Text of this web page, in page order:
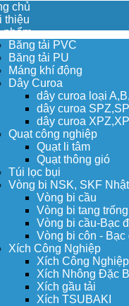
chủ
thiệu
phẩm
Băng tải PVC
Băng tải PU
Máng khí động
Dây Curoa
dây curoa loại
dây curoa
dây curoa
Quạt công nghiệp
Quạt li tâm
Quạt thông gió
Túi lọc bụi
Vòng bi NSK, SKF Nhật
Vòng bi cầu
Vòng bi tang
Vòng bi cầu-Bạc
Vòng bi côn - Bạc
Xích Công Nghiệp
Xích Công
Xích Nhông Đặc
Xích gầu tải
Xích TSUBAKI